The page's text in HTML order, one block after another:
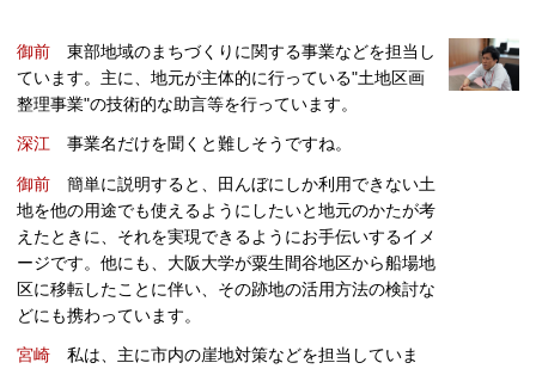
御前 東部地域のまちづくりに関する事業などを担当し
ています。主に、地元が主体的に行っている"土地区画
整理事業"の技術的な助言等を行っています。
深江 事業名だけを聞くと難しそうですね。
御前 簡単に説明すると、田んぼにしか利用できない土
地を他の用途でも使えるようにしたいと地元のかたが考
えたときに、それを実現できるようにお手伝いするイメ
ージです。他にも、大阪大学が粟生間谷地区から船場地
区に移転したことに伴い、その跡地の活用方法の検討な
どにも携わっています。
宮崎 私は、主に市内の崖地対策などを担当していま